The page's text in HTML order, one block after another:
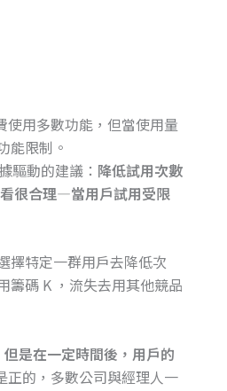
使用多數功能，但當使用量
能限制。
驅動的建議： 降低試用次數
很合理—當用戶試用受限
擇特定一群用戶去降低次
籌碼 K ，流失去用其他競品
但是在一定時間後，用戶的
正的，多數公司與經理人一